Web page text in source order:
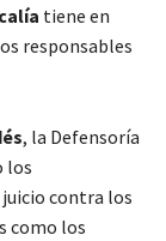
tiene en
responsables
, la Defensoría
los
contra los
como los